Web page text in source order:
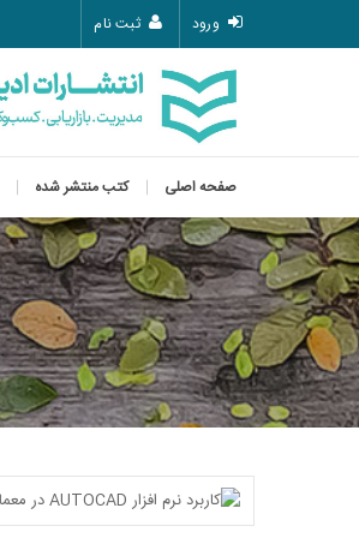
ورود ثبت نام
صفحه اصلی کتب منتشر شده